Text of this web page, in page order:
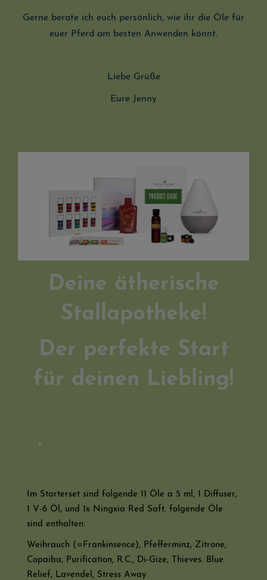
Gerne berate ich euch persönlich, wie ihr die Öle für
euer Pferd am besten Anwenden könnt.
Liebe Grüße
Eure Jenny
Deine ätherische
Stallapotheke!
Der perfekte Start
für deinen Liebling!
Im Starterset sind folgende 11 Öle a 5 ml, 1 Diffuser,
1 V-6 Öl, und 1x Ningxia Red Saft. folgende Öle
sind enthalten:
Weihrauch (=Frankinsence), Pfefferminz, Zitrone,
Copaiba, Purification, R.C., Di-Gize, Thieves. Blue
Relief, Lavendel, Stress Away